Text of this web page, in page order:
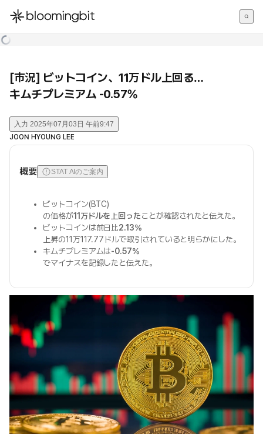
한국어
[市況] ビットコイン、11万ドル上回る…
キムチプレミアム -0.57%
入力 2025年07月03日 午前9:47
JOON HYOUNG LEE
概要 STAT AIのご案内
ビットコイン(BTC)
の価格が11万ドルを上回ったことが確認されたと伝えた。
ビットコインは前日比2.13%
上昇の11万117.77ドルで取引されていると明らかにした。
キムチプレミアムは-0.57%
でマイナスを記録したと伝えた。